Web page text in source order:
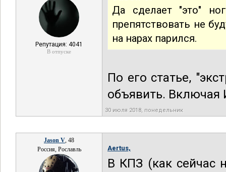
Репутация: 4041
В отпуске
Да сделает "это"
препятствовать не
на нарах парился.
По его статье,
объявить. Включая
30 июля 2018, понедельник
Jason V, 48
Россия, Рославль
Aertus,
В КПЗ (как сейчас